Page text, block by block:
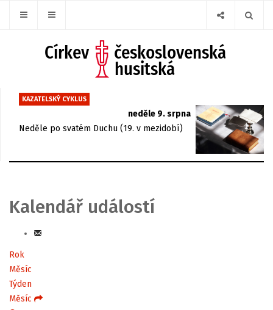
KAZATELSKÝ CYKLUS
neděle 9. srpna
Neděle po svatém Duchu (19. v mezidobí)
Kalendář událostí
Rok
Měsíc
Týden
Měsíc